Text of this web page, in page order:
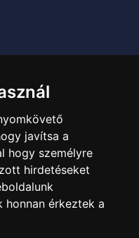
javítsa a
hogy személyre
hirdetéseket
érkeztek a